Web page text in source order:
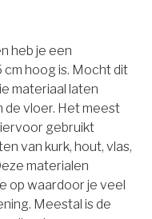
heb je een
cm hoog is. Mocht dit
materiaal laten
de vloer. Het meest
gebruikt
van kurk, hout, vlas,
materialen
op waardoor je veel
Meestal is de